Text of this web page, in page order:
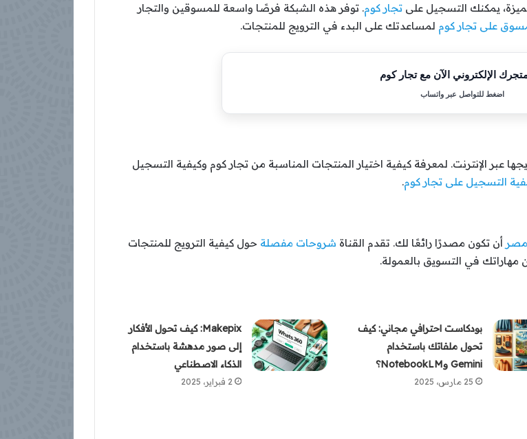
يمكنك التسجيل على تجار كوم. توفر هذه الشبكة فرصًا واسعة للمسوقين والتجار
على تجار كوم لمساعدتك على البدء في الترويج للمنتجات.
متجرك الإلكتروني الآن مع تجار كوم
اضغط للتواصل عبر واتساب
عبر الإنترنت. لمعرفة كيفية اختيار المنتجات المناسبة من تجار كوم وكيفية التسجيل
التسجيل على تجار كوم.
مصر أن تكون مصدرًا رائعًا لك. تقدم القناة شروحات مفصلة حول كيفية الترويج للمنتجات
مهاراتك في التسويق بالعمولة.
بودكاست احترافي مجاني: كيف
تحول ملفاتك باستخدام
Gemini وNotebookLM؟
25 مارس، 2025
Makepix: كيف تحول الأفكار
إلى صور مدهشة باستخدام
الذكاء الاصطناعي
2 فبراير، 2025